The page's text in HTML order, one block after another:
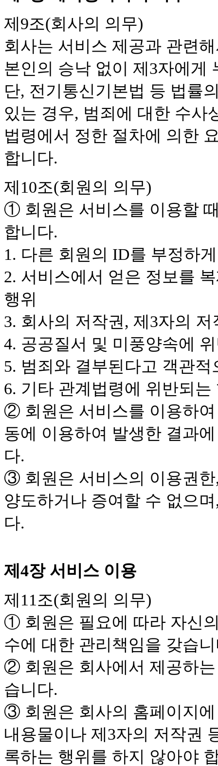
제9조(회사의 의무)
회사는 서비스 제공과 관련
본인의 승낙 없이 제3자에
단, 전기통신기본법 등 법률
있는 경우, 범죄에 대한 수사
법령에서 정한 절차에 의한
합니다.
제10조(회원의 의무)
① 회원은 서비스를 이용할
합니다.
1. 다른 회원의 ID를 부정하
2. 서비스에서 얻은 정보를
행위
3. 회사의 저작권, 제3자의
4. 공공질서 및 미풍양속에
5. 범죄와 결부된다고 객관
6. 기타 관계법령에 위반되
② 회원은 서비스를 이용하
동에 이용하여 발생한 결과
다.
③ 회원은 서비스의 이용권
양도하거나 증여할 수 없으
다.
제4장 서비스 이용
제11조(회원의 의무)
① 회원은 필요에 따라 자신
수에 대한 관리책임을 갖습
② 회원은 회사에서 제공하
습니다.
③ 회원은 회사의 홈페이지
내용물이나 제3자의 저작권
록하는 행위를 하지 않아야